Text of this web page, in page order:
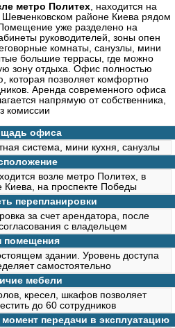
метро Политех, находится на
районе Киева рядом
уже разделено на
руководителей, зоны опен
комнаты, санузлы, мини
большие террасы, где можно
зону отдыха. Офис полностью
которая позволяет комфортно
Аренда современного офиса
напрямую от собственника,
комиссии
офиса
система, мини кухня, санузлы
возле метро Политех, в
Киева, на проспекте Победы
перепланировки
за счет арендатора, после
с владельцем
помещения
здании. Уровень доступа
самостоятельно
мебели
кресел, шкафов позволяет
до 60 сотрудников
передачи в эксплуатацию